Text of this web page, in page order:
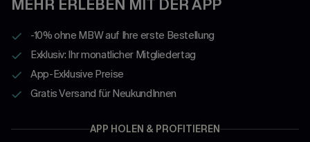
MEHR ERLEBEN MIT DER APP
-10% ohne MBW auf Ihre erste Bestellung
Exklusiv: Ihr monatlicher Mitgliedertag
App-Exklusive Preise
Gratis Versand für NeukundInnen
APP HOLEN & PROFITIEREN